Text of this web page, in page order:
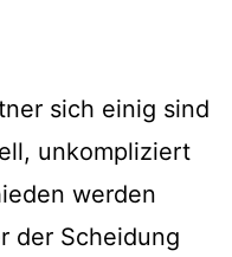
sich einig sind
unkompliziert
werden
der Scheidung